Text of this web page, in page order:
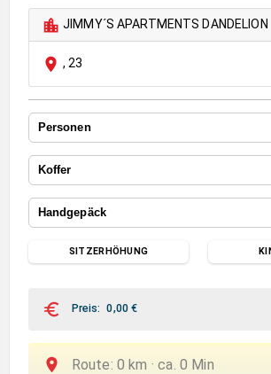
JIMMY´S APARTMENTS DANDELION
, 23
Personen
Koffer
Handgepäck
SITZERHÖHUNG
Preis: 0,00€
Route: 0 km ·ca. 0 Min